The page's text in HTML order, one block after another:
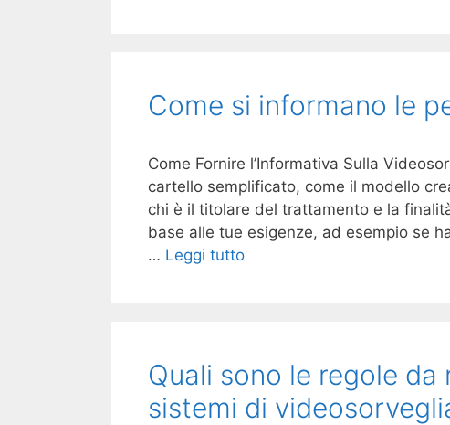
Come si informano le
Come Fornire l’Informativa Sulla
cartello semplificato, come il modello
chi è il titolare del trattamento e la
base alle tue esigenze, ad esempio se
… Leggi tutto
Quali sono le regole
sistemi di